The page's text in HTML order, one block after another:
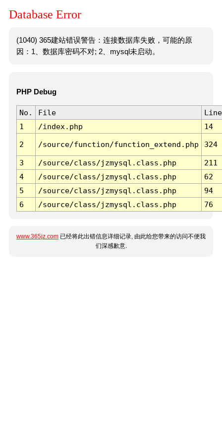
Database Error
(1040) 365建站错误警告：连接数据库失败，可能的原
因：1、数据库密码不对; 2、mysql未启动。
PHP Debug
No. File
Line
1
/index.php 14
2 /source/function/function_extend.php 324
3 /source/class/jzmysql.class.php
211
4
/source/class/jzmysql.class.php
62
5
/source/class/jzmysql.class.php
94
6
/source/class/jzmysql.class.php 76
www.365jz.com 已经将此出错信息详细记录, 由此给您带来的访问不便我
们深感歉意.